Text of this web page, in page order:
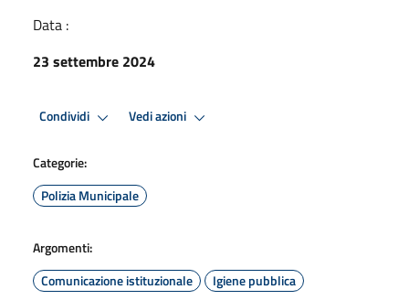
Data :
23 settembre 2024
Condividi Vedi azioni
Categorie:
Polizia Municipale
Argomenti:
Comunicazione istituzionale
Igiene pubblica